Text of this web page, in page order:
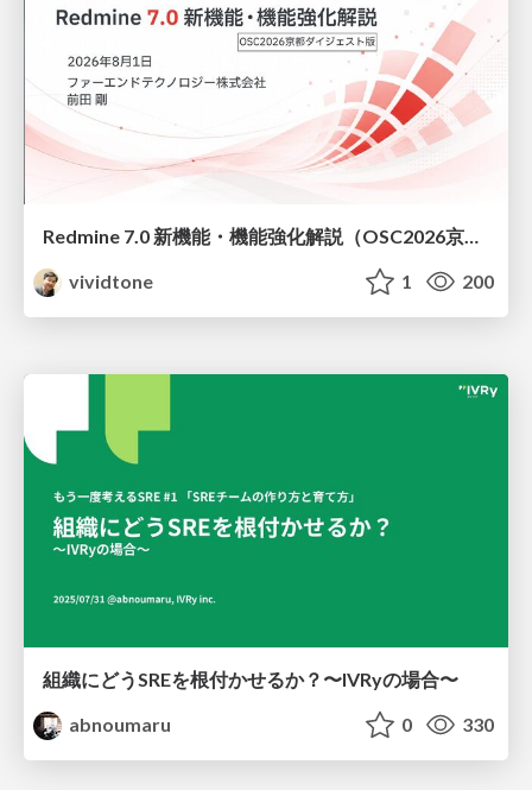
Redmine 7.0 新機能・機能強化解説（OSC2026京都ダイジェスト版）
vividtone
1 200
組織にどうSREを根付かせるか？〜IVRyの場合〜
abnoumaru
0 330